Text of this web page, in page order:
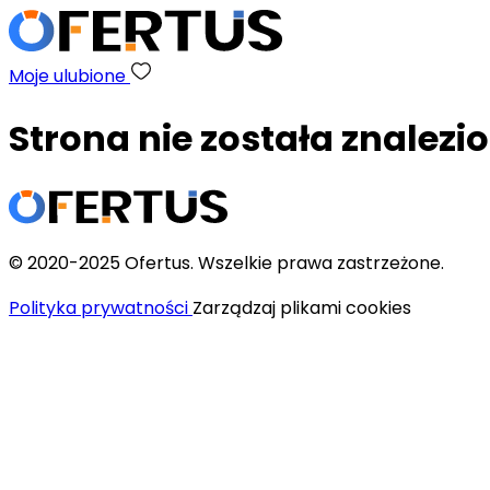
Moje ulubione
Strona nie została
© 2020-2025 Ofertus. Wszelkie prawa zastrzeżone.
Polityka prywatności Zarządzaj plikami cookies